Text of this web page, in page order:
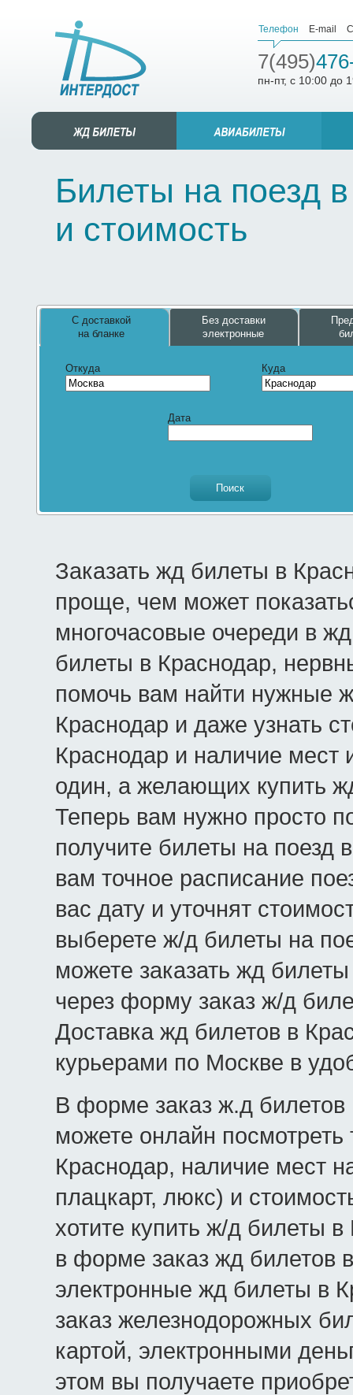
Телефон E-mail
7(495)
пн-пт, с 10:00 до
Билеты на поезд
и стоимость
С доставкой
на бланке
Без доставки
электронные
Откуда Куда
Дата
Заказать жд билеты в
проще, чем может
многочасовые очереди в
билеты в Краснодар,
помочь вам найти нужные
Краснодар и даже узнать
Краснодар и наличие мест
один, а желающих купить
Теперь вам нужно просто
получите билеты на поезд
вам точное расписание
вас дату и уточнят
выберете ж/д билеты на
можете заказать жд
через форму заказ ж/д
Доставка жд билетов в
курьерами по Москве в
В форме заказ ж.д билетов
можете онлайн посмотреть
Краснодар, наличие мест
плацкарт, люкс) и
хотите купить ж/д билеты
в форме заказ жд билетов
электронные жд билеты в
заказ железнодорожных
картой, электронными
этом вы получаете